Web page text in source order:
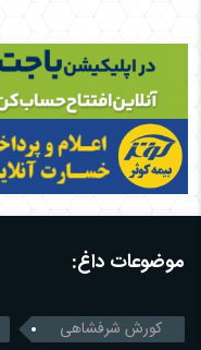
موضوعات داغ:
کورش شرفشاهی